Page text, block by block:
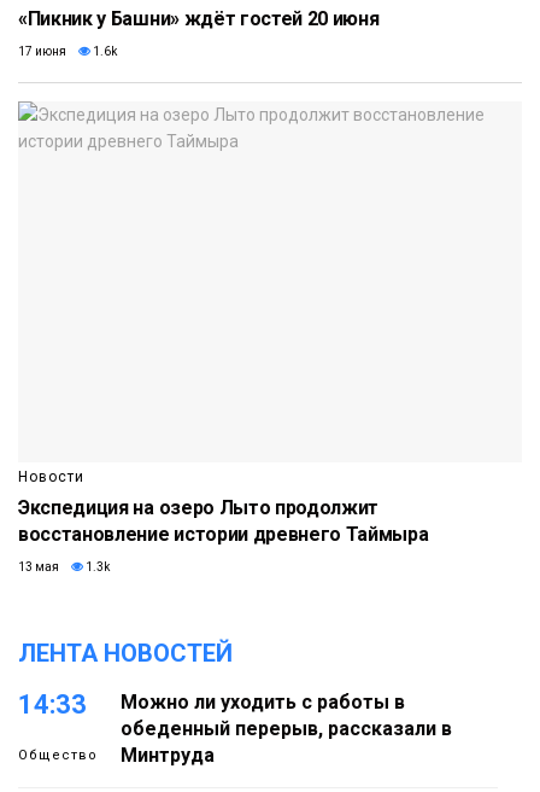
«Пикник у Башни» ждёт гостей 20 июня
17 июня 1.6k
Новости
Экспедиция на озеро Лыто продолжит
восстановление истории древнего Таймыра
13 мая 1.3k
ЛЕНТА НОВОСТЕЙ
14:33
Общество
Можно ли уходить с работы в
обеденный перерыв, рассказали в
Минтруда